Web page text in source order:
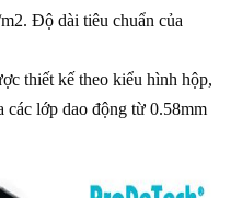
Độ dài tiêu chuẩn của
thiết kế theo kiểu hình hộp,
lớp dao động từ 0.58mm